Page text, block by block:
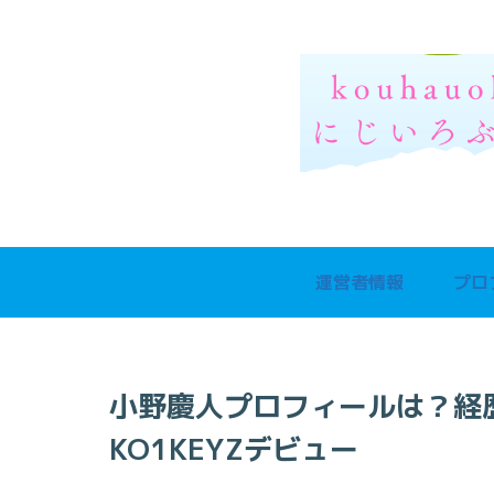
運営者情報 プロ
小野慶人プロフィールは？
KO1KEYZデビュー